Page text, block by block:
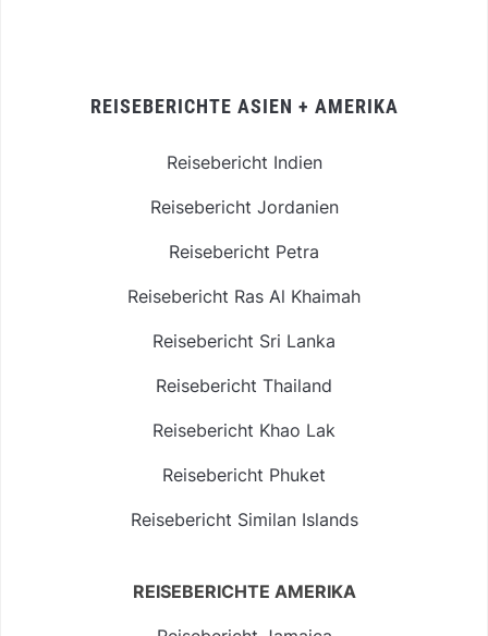
REISEBERICHTE ASIEN + AMERIKA
Reisebericht Indien
Reisebericht Jordanien
Reisebericht Petra
Reisebericht Ras Al Khaimah
Reisebericht Sri Lanka
Reisebericht Thailand
Reisebericht Khao Lak
Reisebericht Phuket
Reisebericht Similan Islands
REISEBERICHTE AMERIKA